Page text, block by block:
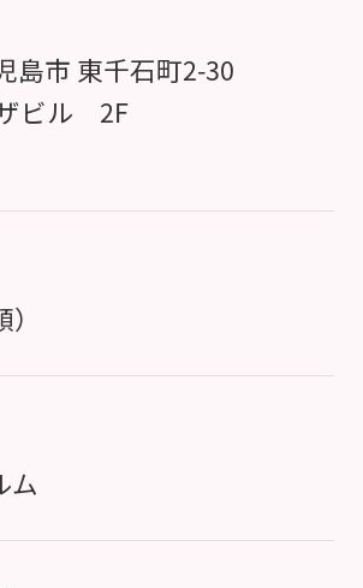
島市 東千石町2-30
ビル 2F
ム